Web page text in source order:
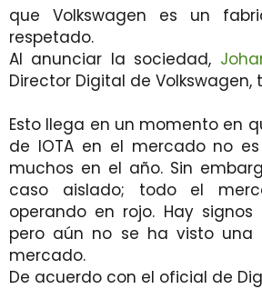
que Volkswagen es un
respetado.
Al anunciar la sociedad,
Director Digital de Volkswagen,
Esto llega en un momento en
de IOTA en el mercado no
muchos en el año. Sin
caso aislado; todo el
operando en rojo. Hay signos
pero aún no se ha visto una
mercado.
De acuerdo con el oficial de